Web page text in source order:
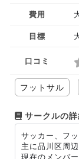
費用
目標
口コミ
フットサル
サークルの
サッカー、フ
主に品川区周
現在のメンバ